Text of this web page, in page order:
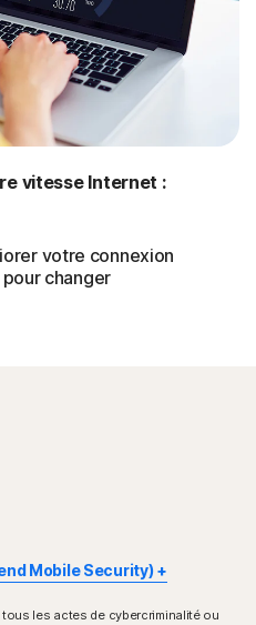
vitesse Internet :
votre connexion
changer
les appareils Windows™,
utilisant des puces
Mobile Security)
disponibles sur tous les
les actes de cybercriminalité ou